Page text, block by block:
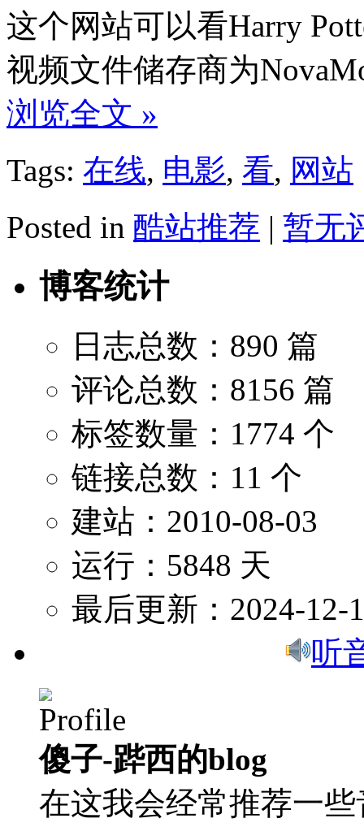
这个网站可以看Harry
视频文件储存商为
浏览全文 »
Tags: 在线, 电影, 看, 网站
Posted in 酷站推荐 | 暂无
博客统计
日志总数：890 篇
评论总数：8156 篇
标签数量：1774 个
链接总数：11 个
建站：2010-08-03
运行：5848 天
最后更新：2024-12-
听
傻子-跸西的blog
在这我会经常推荐一